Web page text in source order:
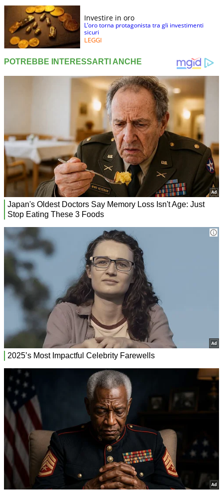
Investire in oro
L’oro torna protagonista tra gli investimenti
sicuri
LEGGI